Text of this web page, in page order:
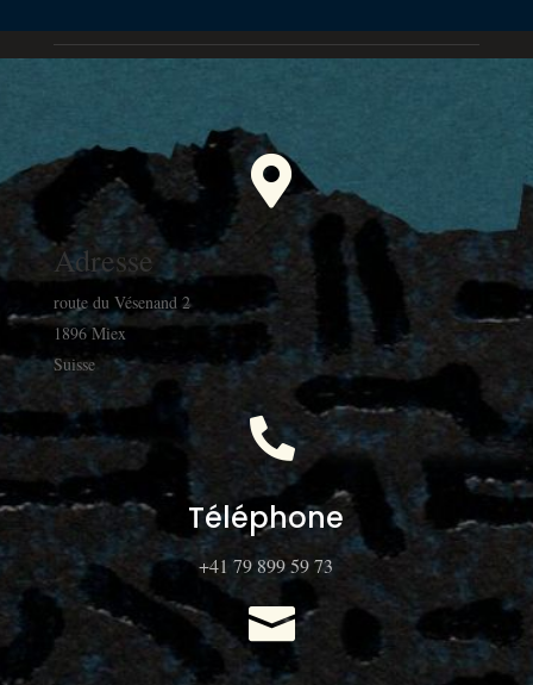

Adresse
route du Vésenand 2
1896 Miex
Suisse

Téléphone
+41 79 899 59 73
